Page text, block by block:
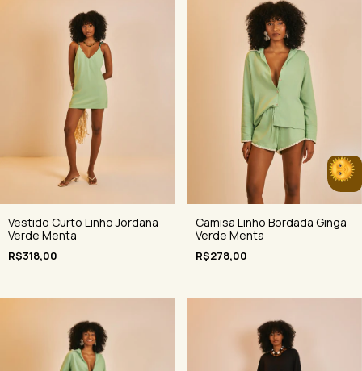
Vestido Curto Linho Jordana
Verde Menta
R$318,00
Camisa Linho Bordada Ginga
Verde Menta
R$278,00